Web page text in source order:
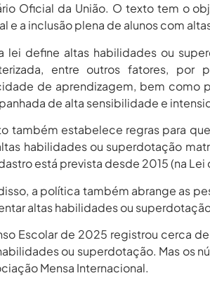
Oficial da União. O texto tem o
e a inclusão plena de alunos com
lei define altas habilidades ou
entre outros fatores, por
de aprendizagem, bem como
de alta sensibilidade e
também estabelece regras para
habilidades ou superdotação
está prevista desde 2015 (na Lei
a política também abrange as
altas habilidades ou
Escolar de 2025 registrou cerca
ou superdotação. Mas os
Mensa Internacional.